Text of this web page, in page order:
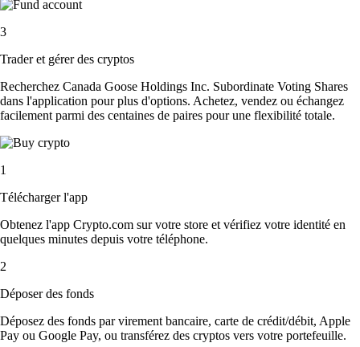
3
Trader et gérer des cryptos
Recherchez Canada Goose Holdings Inc. Subordinate Voting Shares
dans l'application pour plus d'options. Achetez, vendez ou échangez
facilement parmi des centaines de paires pour une flexibilité totale.
1
Télécharger l'app
Obtenez l'app Crypto.com sur votre store et vérifiez votre identité en
quelques minutes depuis votre téléphone.
2
Déposer des fonds
Déposez des fonds par virement bancaire, carte de crédit/débit, Apple
Pay ou Google Pay, ou transférez des cryptos vers votre portefeuille.